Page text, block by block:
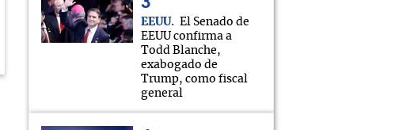
EEUU
El Senado de
EEUU confirma a
Todd Blanche,
exabogado de
Trump, como fiscal
general